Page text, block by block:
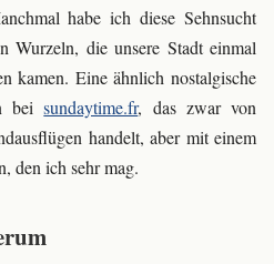
habe ich diese Sehnsucht
Wurzeln, die unsere Stadt einmal
kamen. Eine ähnlich nostalgische
beisundaytime.fr, das zwar von
handelt, aber mit einem
den ich sehr mag.